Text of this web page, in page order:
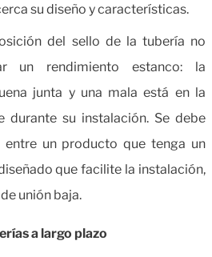
su diseño y características.
del sello de la tubería no
un rendimiento estanco: la
junta y una mala está en la
durante su instalación. Se debe
un producto que tenga un
que facilite la instalación,
unión baja.
a largo plazo